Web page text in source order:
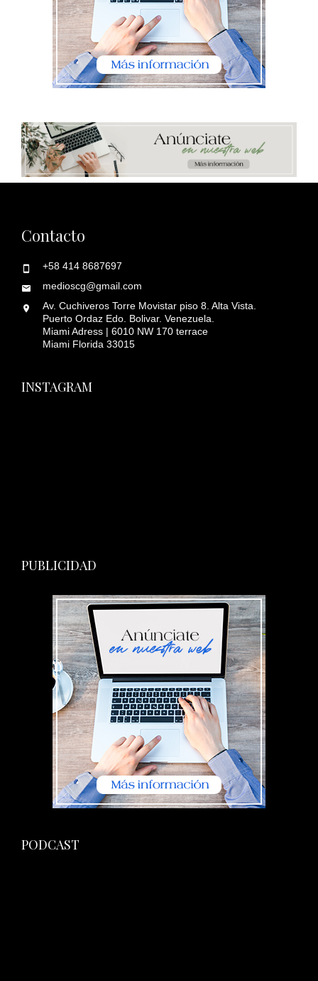
Contacto
+58 414 8687697
medioscg@gmail.com
Av. Cuchiveros Torre Movistar piso 8. Alta Vista.
Puerto Ordaz Edo. Bolivar. Venezuela.
Miami Adress | 6010 NW 170 terrace
Miami Florida 33015
INSTAGRAM
PUBLICIDAD
PODCAST